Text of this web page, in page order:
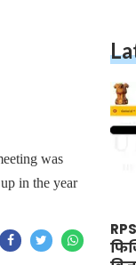
was
in the year